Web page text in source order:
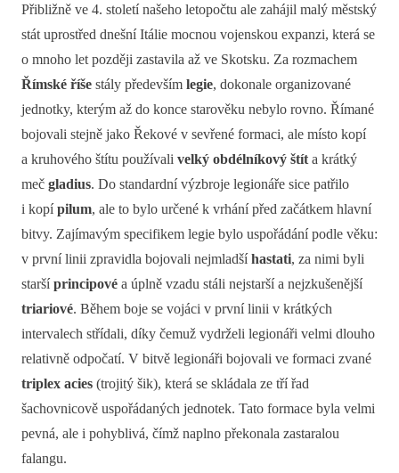
Přibližně ve 4. století našeho letopočtu ale zahájil malý městský
stát uprostřed dnešní Itálie mocnou vojenskou expanzi, která se
o mnoho let později zastavila až ve Skotsku. Za rozmachem
Římské říše stály především legie, dokonale organizované
jednotky, kterým až do konce starověku nebylo rovno. Římané
bojovali stejně jako Řekové v sevřené formaci, ale místo kopí
a kruhového štítu používali velký obdélníkový štít a krátký
meč gladius. Do standardní výzbroje legionáře sice patřilo
i kopípilum, ale to bylo určené k vrhání před začátkem hlavní
bitvy. Zajímavým specifikem legie bylo uspořádání podle věku:
v první linii zpravidla bojovali nejmladšíhastati, za nimi byli
staršíprincipové a úplně vzadu stáli nejstarší a nejzkušenější
triariové. Během boje se vojáci v první linii v krátkých
intervalech střídali, díky čemuž vydrželi legionáři velmi dlouho
relativně odpočatí. V bitvě legionáři bojovali ve formaci zvané
triplex acies (trojitý šik), která se skládala ze tří řad
šachovnicově uspořádaných jednotek. Tato formace byla velmi
pevná, ale i pohyblivá, čímž naplno překonala zastaralou
falangu.